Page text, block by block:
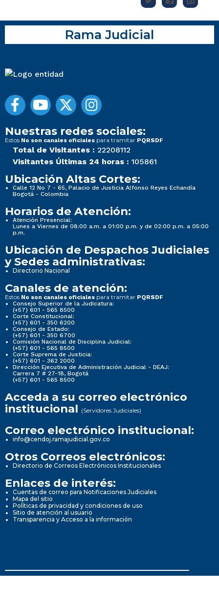
Rama Judicial
Nuestras redes sociales:
Estos No son canales oficiales para tramitar PQRSDF
Total de Visitantes : 22208112
Visitantes Últimas 24 horas : 105861
Ubicación Altas Cortes:
Calle 12 No 7 - 65, Palacio de Justicia Alfonso Reyes Echandía
Bogotá - Colombia
Horarios de Atención:
Atención Presencial:
Lunes a Viernes de 08:00 a.m. a 01:00 p.m. y de 02:00 p.m. a 05:00
p.m.
Ubicación de Despachos Judiciales
y Sedes administrativas:
Directorio Nacional
Canales de atención:
Estos No son canales oficiales para tramitar PQRSDF
Consejo Superior de la Judicatura:
(+57) 601 - 565 8500
Corte Constitucional:
(+57) 601 - 350 6200
Consejo de Estado:
(+57) 601 - 350 6700
Comisión Nacional de Disciplina Judicial:
(+57) 601 - 565 8500
Corte Suprema de Justicia:
(+57) 601 - 362 2000
Dirección Ejecutiva de Administración Judicial - DEAJ:
Carrera 7 # 27-18, Bogotá
(+57) 601 - 565 8500
Acceda a su correo electrónico
institucional (Servidores Judiciales)
Correo electrónico institucional:
info@cendoj.ramajudicial.gov.co
Otros Correos electrónicos:
Directorio de Correos Electrónicos Institucionales
Enlaces de interés:
Cuentas de correo para Notificaciones Judiciales
Mapa del sitio
Políticas de privacidad y condiciones de uso
Sitio de atención al usuario
Transparencia y Acceso a la información